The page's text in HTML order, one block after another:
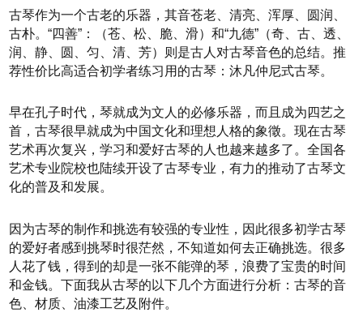
古琴作为一个古老的乐器，其音苍老、清亮、浑厚、圆润、
古朴。“四善”：（苍、松、脆、滑）和“九德”（奇、古、透、
润、静、圆、匀、清、芳）则是古人对古琴音色的总结。推
荐性价比高适合初学者练习用的古琴：沐凡仲尼式古琴。
早在孔子时代，琴就成为文人的必修乐器，而且成为四艺之
首，古琴很早就成为中国文化和理想人格的象徵。现在古琴
艺术再次复兴，学习和爱好古琴的人也越来越多了。全国各
艺术专业院校也陆续开设了古琴专业，有力的推动了古琴文
化的普及和发展。
因为古琴的制作和挑选有较强的专业性，因此很多初学古琴
的爱好者感到挑琴时很茫然，不知道如何去正确挑选。很多
人花了钱，得到的却是一张不能弹的琴，浪费了宝贵的时间
和金钱。下面我从古琴的以下几个方面进行分析：古琴的音
色、材质、油漆工艺及附件。